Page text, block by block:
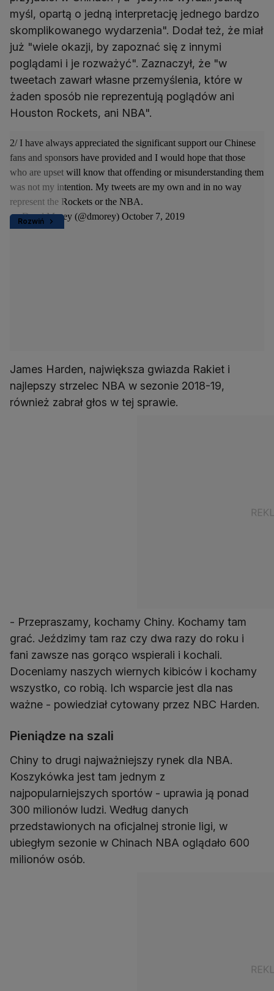
myśl, opartą o jedną interpretację jednego bardzo
skomplikowanego wydarzenia". Dodał też, że miał
już "wiele okazji, by zapoznać się z innymi
poglądami i je rozważyć". Zaznaczył, że "w
tweetach zawarł własne przemyślenia, które w
żaden sposób nie reprezentują poglądów ani
Houston Rockets, ani NBA".
Rozwiń
2/ I have always appreciated the significant support our Chinese
fans and sponsors have provided and I would hope that those
who are upset will know that offending or misunderstanding them
was not my intention. My tweets are my own and in no way
represent the Rockets or the NBA.
— Daryl Morey (@dmorey) October 7, 2019
James Harden, największa gwiazda Rakiet i
najlepszy strzelec NBA w sezonie 2018-19,
również zabrał głos w tej sprawie.
- Przepraszamy, kochamy Chiny. Kochamy tam
grać. Jeździmy tam raz czy dwa razy do roku i
fani zawsze nas gorąco wspierali i kochali.
Doceniamy naszych wiernych kibiców i kochamy
wszystko, co robią. Ich wsparcie jest dla nas
ważne - powiedział cytowany przez NBC Harden.
Pieniądze na szali
Chiny to drugi najważniejszy rynek dla NBA.
Koszykówka jest tam jednym z
najpopularniejszych sportów - uprawia ją ponad
300 milionów ludzi. Według danych
przedstawionych na oficjalnej stronie ligi, w
ubiegłym sezonie w Chinach NBA oglądało 600
milionów osób.